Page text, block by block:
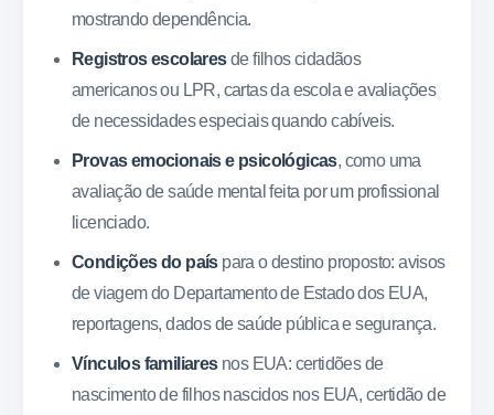
mostrando dependência.
Registros escolaresde filhos cidadãos
americanos ou LPR, cartas da escola e avaliações
de necessidades especiais quando cabíveis.
Provas emocionais e psicológicas, como uma
avaliação de saúde mental feita por um profissional
licenciado.
Condições do paíspara o destino proposto: avisos
de viagem do Departamento de Estado dos EUA,
reportagens, dados de saúde pública e segurança.
Vínculos familiaresnos EUA: certidões de
nascimento de filhos nascidos nos EUA, certidão de